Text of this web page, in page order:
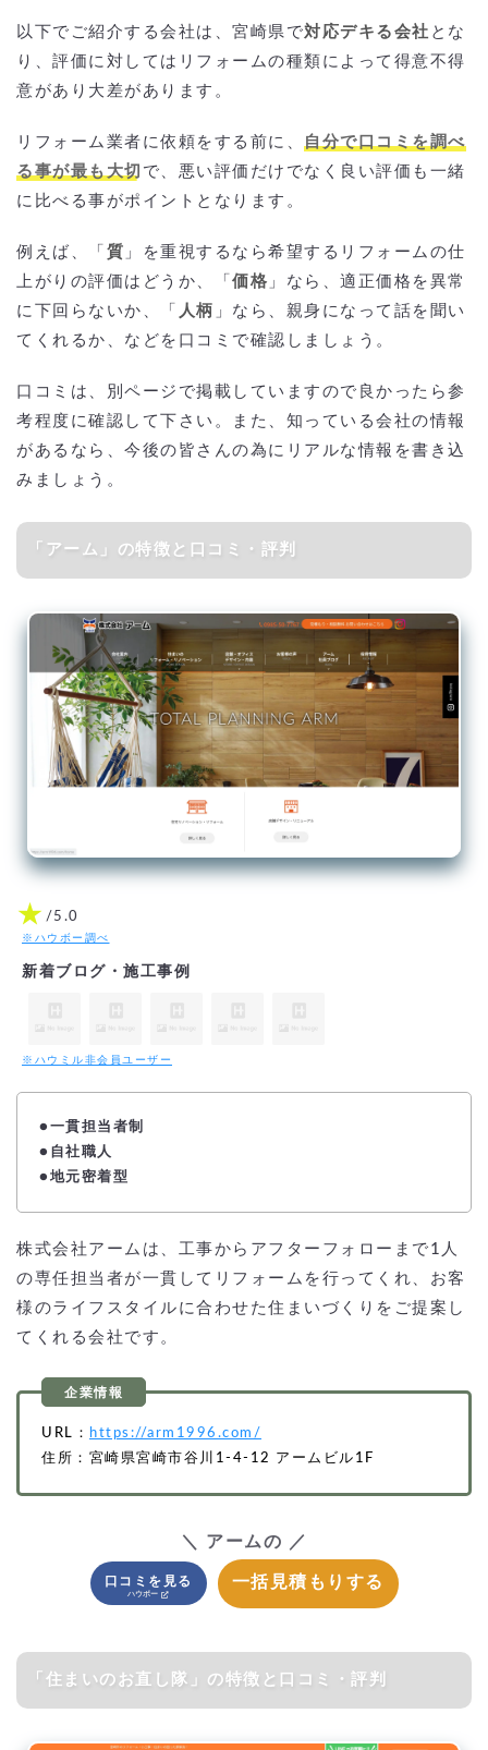
一括見積もり無料サービスで安くリフォームをできる優良業者を探す！
より安価で依頼するには？
以下でご紹介する会社は、宮崎県で対応デキる会社 とな
り、評価に対してはリフォームの種類によって得意不得
意があり大差があります。
リフォーム業者に依頼をする前に、
自分で口コミを調べ
る事が最も大切 で、悪い評価だけでなく良い評価も一緒
に比べる事がポイントとなります。
例えば、「 質 」を重視するなら希望するリフォームの仕
上がりの評価はどうか、「 価格 」なら、適正価格を異常
に下回らないか、「
人柄 」なら、親身になって話を聞い
てくれるか、などを口コミで確認しましょう。
口コミは、別ページで掲載していますので良かったら参
考程度に確認して下さい。また、知っている会社の情報
があるなら、今後の皆さんの為にリアルな情報を書き込
みましょう。
「アーム」の特徴と口コミ・評判
★ /5.0
※ハウボー調べ
新着ブログ・施工事例
※ハウミル非会員ユーザー
●一貫担当者制
● 自社職人
●地元密着型
株式会社アームは、工事からアフターフォローまで1人
の専任担当者が一貫してリフォームを行ってくれ、お客
様のライフスタイルに合わせた住まいづくりをご提案し
てくれる会社です。
URL：
https://arm1996.com/
住所：宮崎県宮崎市谷川1-4-12 アームビル1F
＼ アームの ／
口コミを見る 一括見積もりする
「住まいのお直し隊」の特徴と口コミ・評判